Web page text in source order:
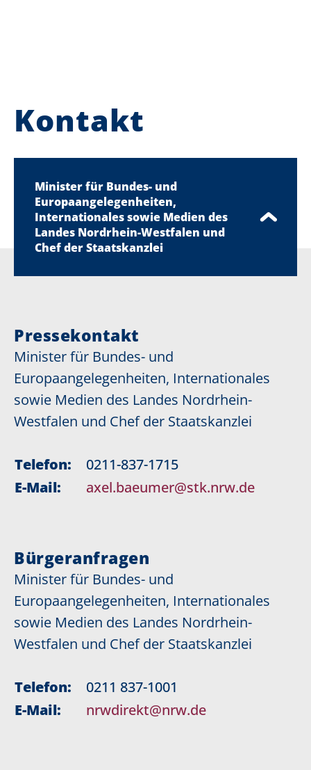
Kontakt
Minister für Bundes- und
Europaangelegenheiten,
Internationales sowie Medien des
Landes Nordrhein-Westfalen und
Chef der Staatskanzlei
Pressekontakt
Minister für Bundes- und
Europaangelegenheiten, Internationales
sowie Medien des Landes Nordrhein-
Westfalen und Chef der Staatskanzlei
Telefon:
0211-837-1715
E-Mail:
axel.baeumer@stk.nrw.de
Bürgeranfragen
Minister für Bundes- und
Europaangelegenheiten, Internationales
sowie Medien des Landes Nordrhein-
Westfalen und Chef der Staatskanzlei
Telefon:
0211 837-1001
E-Mail:
nrwdirekt@nrw.de